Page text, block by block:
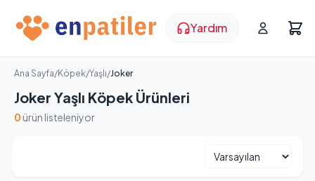
Yardım
Ana Sayfa/Köpek/Yaşlı/Joker
Joker Yaşlı Köpek Ürünleri
0 ürün listeleniyor